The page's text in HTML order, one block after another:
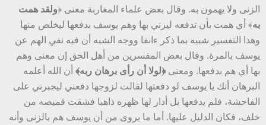
الزنى ولا يهمون به. وقال بعض علماء المغاربة معنى ﴿ولقد همت
به﴾ أي همت بأن تدفعه ليزني بها وهم يوسف بدفعها ليخلص منها
وهذا التفسير شبيه بما ذكر ءانفا ووجه الشبه أن فيه نفي الهم عن
يوسف بالمرة. وقال بعض المفسرين من أهل الحق إن معنى وهم
بها أي هم بدفعها. ومعنى﴿لولا أن رأى برهان ربه﴾ أن الله أعلمه
البرهان أنك يا يوسف لو دفعتها لقالت لزوجها دفعني ليجبرني على
الفاحشة، فلم يدفعها بل أدار لها ظهره ذاهبا فشقت قميصه من
خلف، فكان الدليل عليها. أما ما يروى من أن يوسف هم بالزنى وأنه